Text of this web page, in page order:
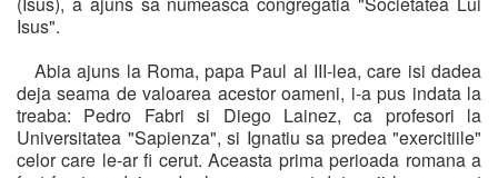
Isus".
Abia ajuns la Roma, papa Paul al III-lea, care isi dadea
deja seama de valoarea acestor oameni, i-a pus indata la
treaba: Pedro Fabri si Diego Lainez, ca profesori la
Universitatea "Sapienza", si Ignatiu sa predea "exercitiile"
celor care le-ar fi cerut. Aceasta prima perioada romana a